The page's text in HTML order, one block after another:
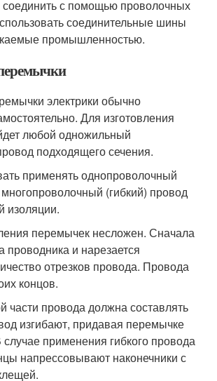
с помощью проволочных
соединительные шины
промышленностью.
электрики обычно
Для изготовления
любой одножильный
подходящего сечения.
применять однопроволочный
(гибкий) провод
изоляции.
перемычек несложен. Сначала
проводника и нарезается
отрезков провода. Провода
концов.
части провода должна составлять
изгибают, придавая перемычке
применения гибкого провода
напрессовывают наконечники с